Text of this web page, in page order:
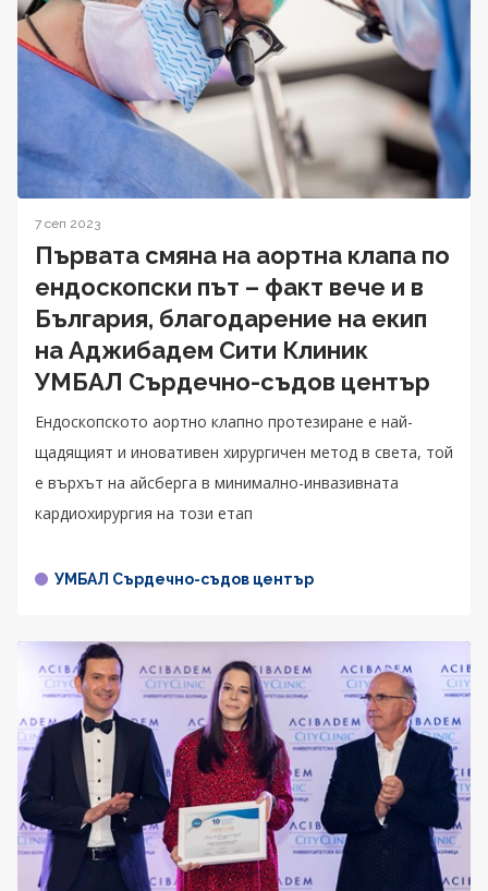
7 сеп 2023
Първата смяна на аортна клапа по
ендоскопски път – факт вече и в
България, благодарение на екип
на Аджибадем Сити Клиник
УМБАЛ Сърдечно-съдов център
Ендоскопското аортно клапно протезиране е най-
щадящият и иновативен хирургичен метод в света, той
е върхът на айсберга в минимално-инвазивната
кардиохирургия на този етап
УМБАЛ Сърдечно-съдов център